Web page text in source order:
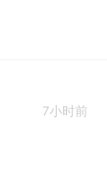
7小时前